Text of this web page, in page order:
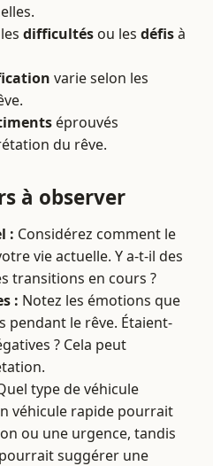
difficultés ou les défisà
varie selon les
éprouvés
du rêve.
à observer
: Considérez comment le
vie actuelle. Y a-t-il des
transitions en cours ?
: Notez les émotions que
pendant le rêve. Étaient-
? Cela peut
type de véhicule
véhicule rapide pourrait
ou une urgence, tandis
suggérer une